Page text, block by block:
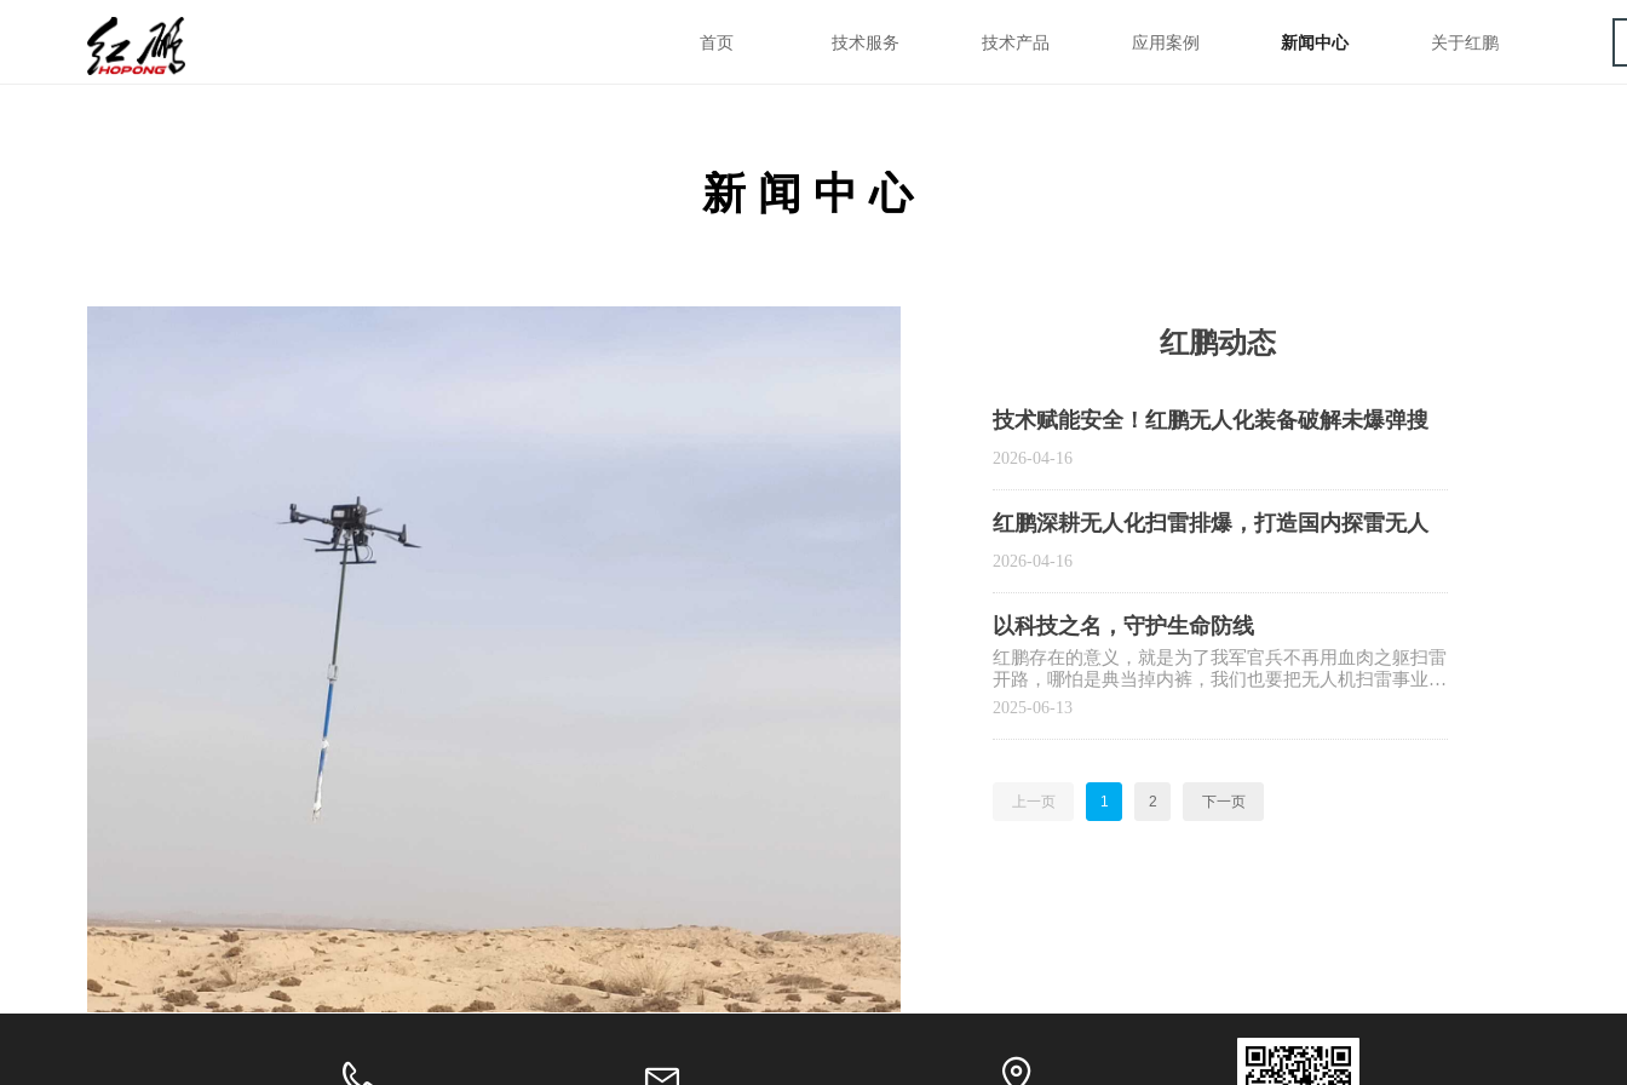
首页 技术服务 技术产品 应用案例 新闻中心 关于红鹏
新闻中心
红鹏动态
技术赋能安全！红鹏无人化装备破解未爆弹搜
排行业三大难题
2026-04-16
红鹏深耕无人化扫雷排爆，打造国内探雷无人
机标杆品牌
2026-04-16
以科技之名，守护生命防线
红鹏存在的意义，就是为了我军官兵不再用血肉之躯扫雷
开路，哪怕是典当掉内裤，我们也要把无人机扫雷事业进
行到底！
2025-06-13
上一页 1 2 下一页